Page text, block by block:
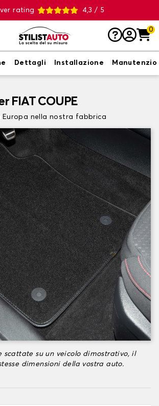
4,3 / 5
0
Dettagli Installazione
FIAT COUPE
Europa nella nostra fabbrica
scattate su un veicolo dimostrativo, il
dimensioni della vostra auto.